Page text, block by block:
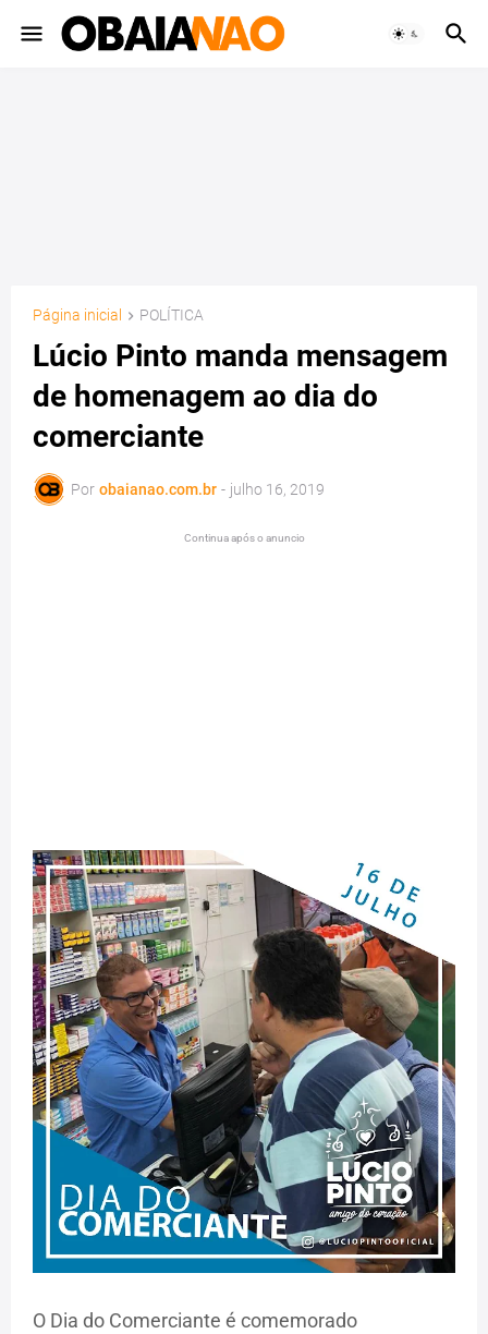
Página inicial POLÍTICA
Lúcio Pinto manda mensagem
de homenagem ao dia do
comerciante
Por obaianao.com.br - julho 16, 2019
Continua após o anuncio
O Dia do Comerciante é comemorado